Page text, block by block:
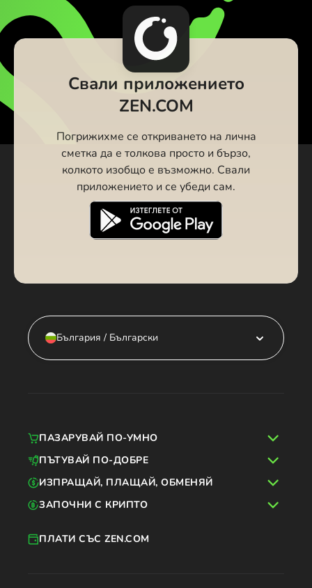
Свали приложението
ZEN.COM
Погрижихме се откриването на лична
сметка да е толкова просто и бързо,
колкото изобщо е възможно. Свали
приложението и се убеди сам.
България / Български
ПЛАТИ СЪС ZEN.COM
ПАЗАРУВАЙ ПО-УМНО
ПЪТУВАЙ ПО-ДОБРЕ
ИЗПРАЩАЙ, ПЛАЩАЙ, ОБМЕНЯЙ
ЗАПОЧНИ С КРИПТО